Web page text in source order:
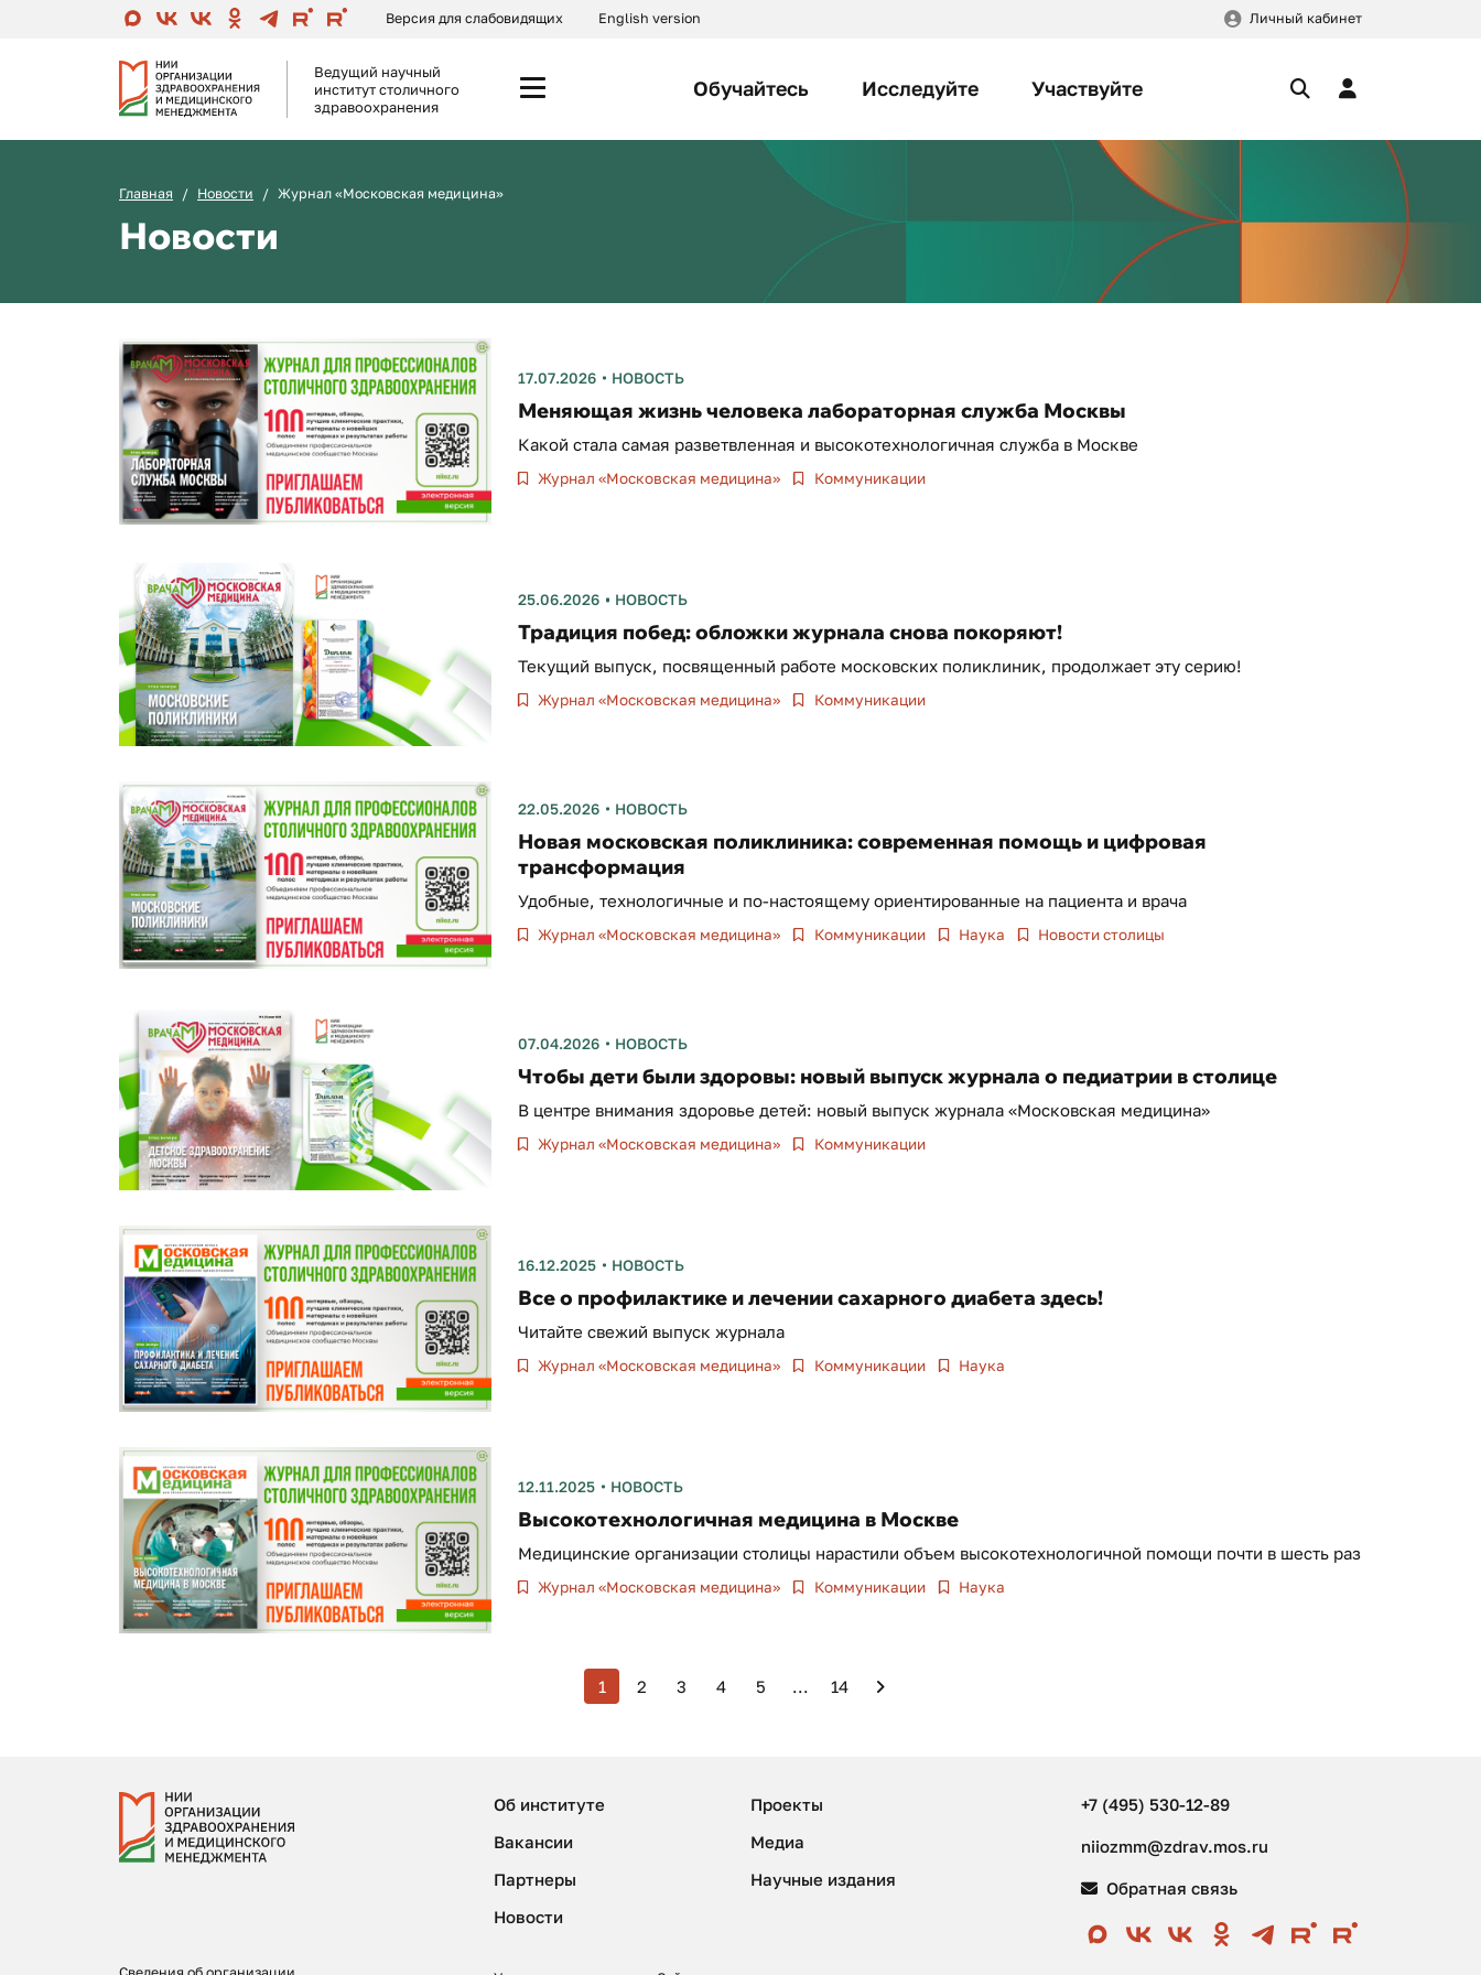
Версия для слабовидящих English version Личный кабинет
Ведущий научный
институт столичного
здравоохранения
Обучайтесь Исследуйте Участвуйте
Главная Новости Журнал «Московская медицина»
Новости
17.07.2026 НОВОСТЬ
Меняющая жизнь человека лабораторная служба Москвы
Какой стала самая разветвленная и высокотехнологичная служба в Москве
Журнал «Московская медицина» Коммуникации
25.06.2026 НОВОСТЬ
Традиция побед: обложки журнала снова покоряют!
Текущий выпуск, посвященный работе московских поликлиник, продолжает эту серию!
Журнал «Московская медицина» Коммуникации
22.05.2026 НОВОСТЬ
Новая московская поликлиника: современная помощь и цифровая
трансформация
Удобные, технологичные и по-настоящему ориентированные на пациента и врача
Журнал «Московская медицина» Коммуникации Наука Новости столицы
07.04.2026 НОВОСТЬ
Чтобы дети были здоровы: новый выпуск журнала о педиатрии в столице
В центре внимания здоровье детей: новый выпуск журнала «Московская медицина»
Журнал «Московская медицина» Коммуникации
16.12.2025 НОВОСТЬ
Все о профилактике и лечении сахарного диабета здесь!
Читайте свежий выпуск журнала
Журнал «Московская медицина» Коммуникации Наука
12.11.2025 НОВОСТЬ
Высокотехнологичная медицина в Москве
Медицинские организации столицы нарастили объем высокотехнологичной помощи почти в шесть раз
Журнал «Московская медицина» Коммуникации Наука
1 2 3 4 5 ... 14
+7 (495) 530-12-89
niiozmm@zdrav.mos.ru
Обратная связь
Об институте
Вакансии
Партнеры
Новости
Проекты
Медиа
Научные издания